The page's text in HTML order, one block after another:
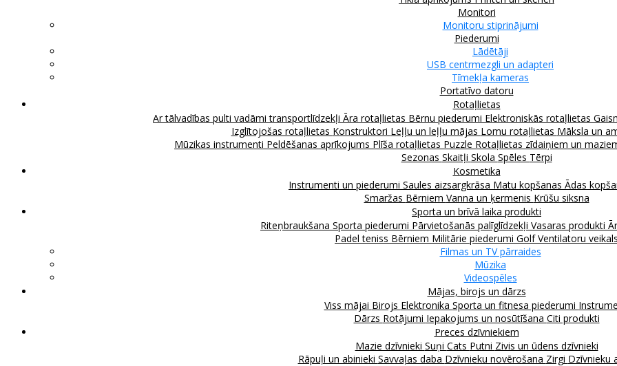
Monitori
Monitoru stiprinājumi
Piederumi
Lādētāji
USB centrmezgli un adapteri
Tīmekļa kameras
Portatīvo datoru
Rotaļlietas
Ar tālvadības pulti vadāmi transportlīdzekļi Āra rotaļlietas Bērnu piederumi Elektroniskās rotaļlietas
Izglītojošas rotaļlietas Konstruktori Leļļu un leļļu mājas Lomu rotaļlietas Māksla un
Mūzikas instrumenti Peldēšanas aprīkojums Plīša rotaļlietas Puzzle Rotaļlietas zīdaiņiem un
Sezonas Skaitļi Skola Spēles Tērpi
Kosmetika
Instrumenti un piederumi Saules aizsargkrāsa Matu kopšanas Ādas
Smaržas Bērniem Vanna un ķermenis Krūšu siksna
Sporta un brīvā laika produkti
Riteņbraukšana Sporta piederumi Pārvietošanās palīglīdzekļi Vasaras produkti
Padel teniss Bērniem Militārie piederumi GolfVentilatoru veikals
Filmas un TV pārraides
Mūzika
Videospēles
Mājas, birojs un dārzs
Viss mājai Birojs Elektronika Sporta un fitnesa piederumi
Dārzs Rotājumi Iepakojums un nosūtīšana Citi produkti
Preces dzīvniekiem
Mazie dzīvnieki Suņi Cats Putni Zivis un ūdens dzīvnieki
Rāpuļi un abinieki Savvaļas daba Dzīvnieku novērošana Zirgi Dzīvnieku